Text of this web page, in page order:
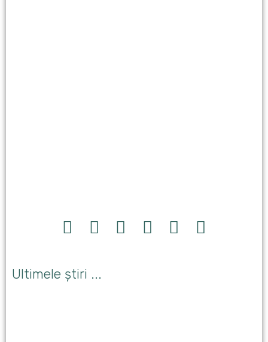
Ultimele știri ...